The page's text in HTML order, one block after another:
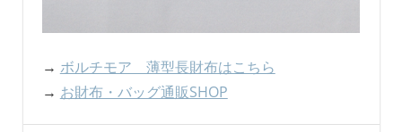
→ ボルチモア 薄型長財布はこちら
→ お財布・バッグ通販SHOP